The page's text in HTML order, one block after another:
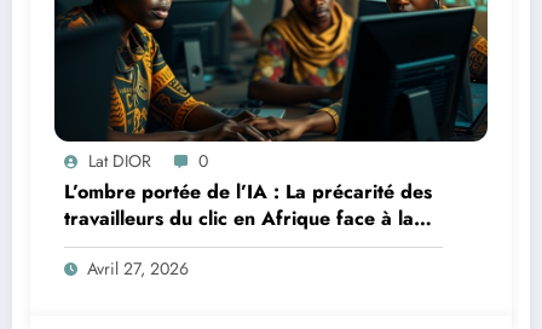
Lat DIOR 0
L’ombre portée de l’IA : La précarité des
travailleurs du clic en Afrique face à la
révolution numérique
Avril 27, 2026